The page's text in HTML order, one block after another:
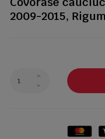
2009-2015, Rigum